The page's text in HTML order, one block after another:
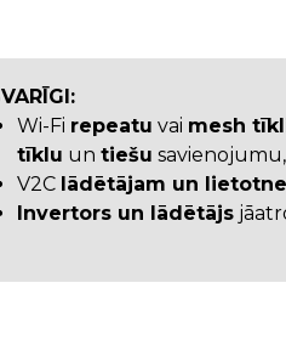
Wi-Fi repeatu vai mesh
tīklu un tiešu
V2C lādētājam un
Invertors un lādētājs